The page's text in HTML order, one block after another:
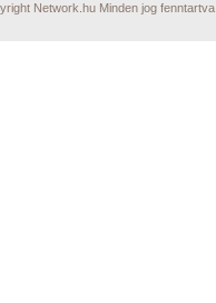
Network.hu Minden jog fenntartva.